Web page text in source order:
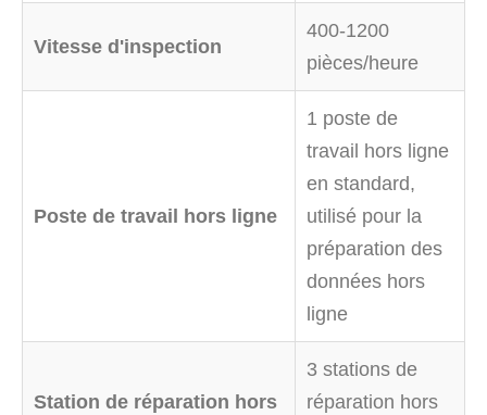
Vitesse d'inspection
400-1200
pièces/heure
Poste de travail hors ligne
1 poste de
travail hors ligne
en standard,
utilisé pour la
préparation des
données hors
ligne
Station de réparation hors
3 stations de
réparation hors